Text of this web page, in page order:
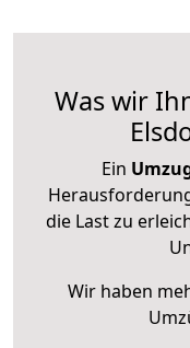
Was wir
Ein
die Last zu
Wir haben